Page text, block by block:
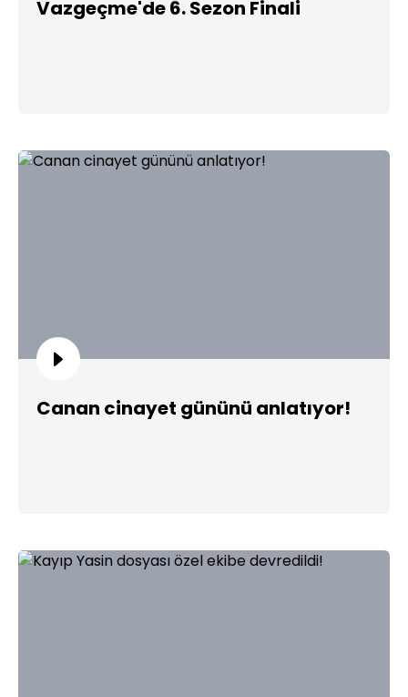
Vazgeçme'de 6. Sezon Finali
Canan cinayet gününü anlatıyor!